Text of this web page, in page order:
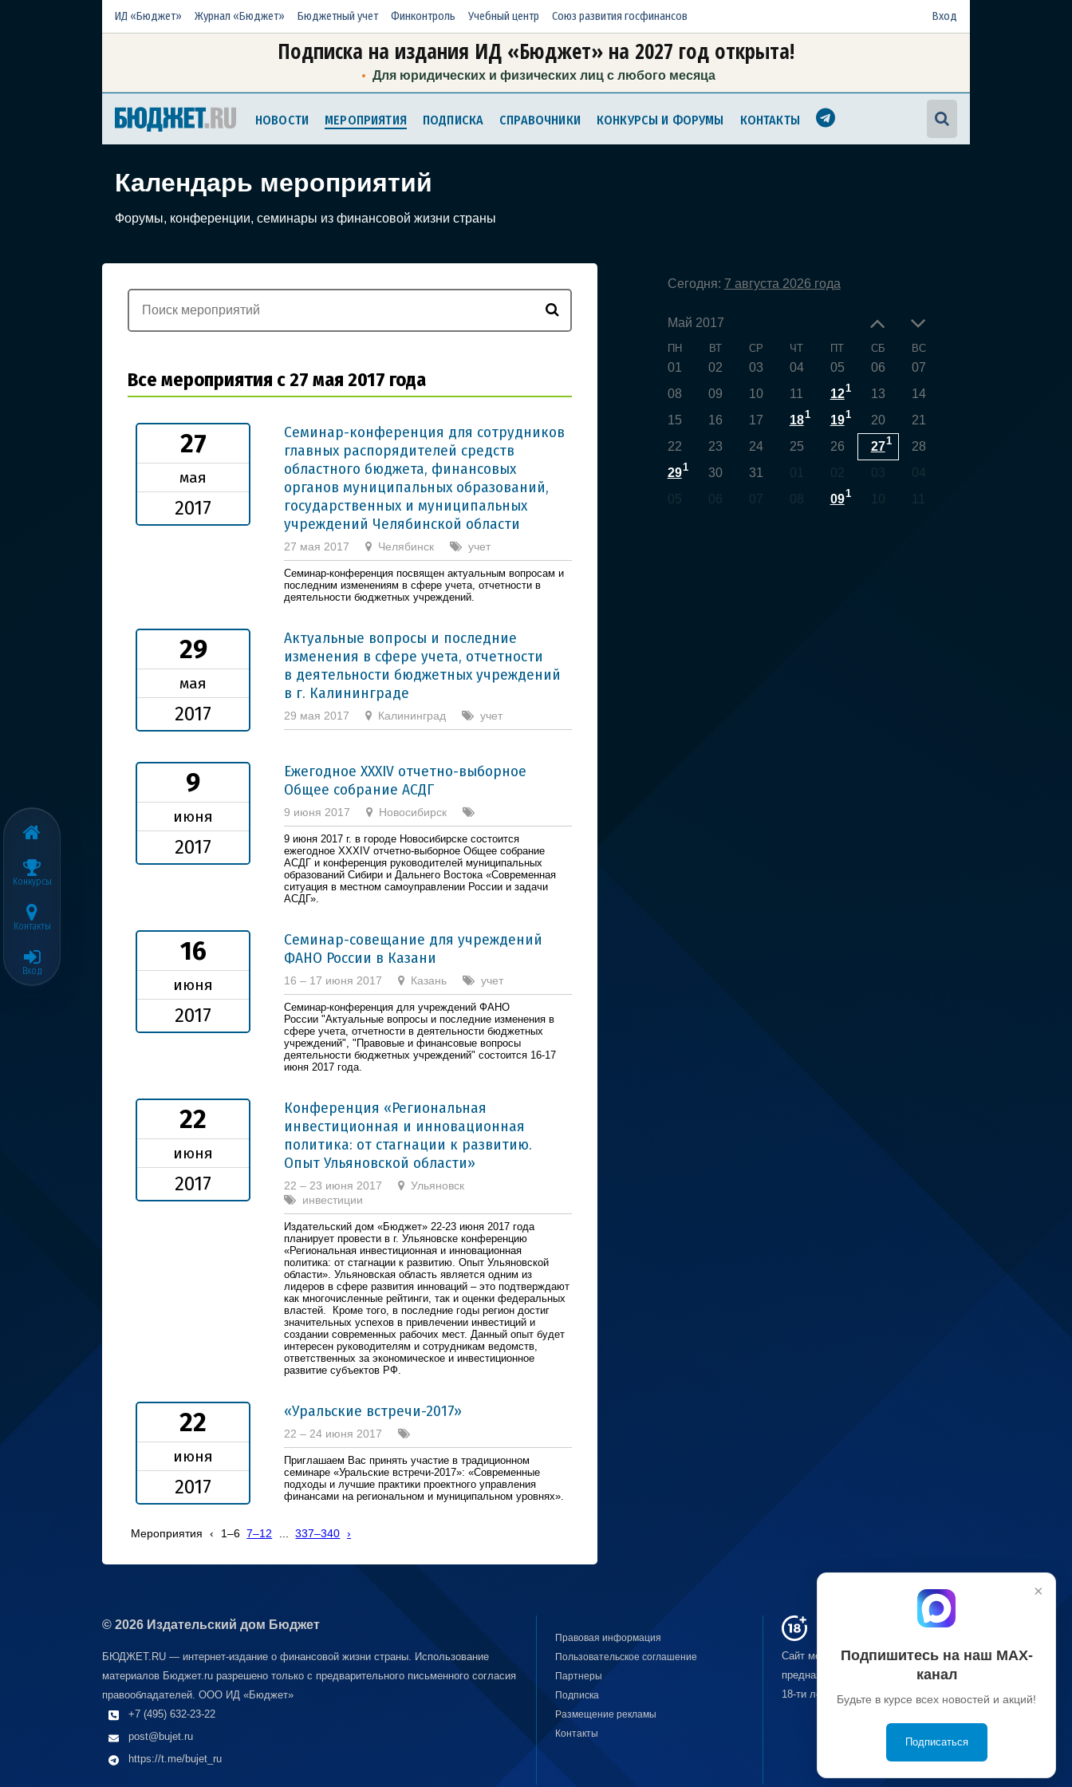
Конкурсы
Контакты
Вход
ИД «Бюджет» Журнал «Бюджет» Бюджетный учет Финконтроль Учебный центр Союз развития госфинансов Вход
Подписка на издания ИД «Бюджет» на 2027 год открыта!
Для юридических и физических лиц с любого месяца
НОВОСТИ МЕРОПРИЯТИЯ ПОДПИСКА СПРАВОЧНИКИ КОНКУРСЫ И ФОРУМЫ КОНТАКТЫ
Календарь мероприятий
Форумы, конференции, семинары из финансовой жизни страны
Все мероприятия с 27 мая 2017 года
27
мая
2017
Семинар-конференция для сотрудников
главных распорядителей средств
областного бюджета, финансовых
органов муниципальных образований,
государственных и муниципальных
учреждений Челябинской области
27 мая 2017 Челябинск учет
Семинар-конференция посвящен актуальным вопросам и
последним изменениям в сфере учета, отчетности в
деятельности бюджетных учреждений.
29
мая
2017
Актуальные вопросы и последние
изменения в сфере учета, отчетности
в деятельности бюджетных учреждений
в г. Калининграде
29 мая 2017 Калининград учет
9
июня
2017
Ежегодное XXXIV отчетно-выборное
Общее собрание АСДГ
9 июня 2017 Новосибирск
9 июня 2017 г. в городе Новосибирске состоится
ежегодное XXXIV отчетно-выборное Общее собрание
АСДГ и конференция руководителей муниципальных
образований Сибири и Дальнего Востока «Современная
ситуация в местном самоуправлении России и задачи
АСДГ».
16
июня
2017
Семинар-совещание для учреждений
ФАНО России в Казани
16 – 17 июня 2017 Казань учет
Семинар-конференция для учреждений ФАНО
России "Актуальные вопросы и последние изменения в
сфере учета, отчетности в деятельности бюджетных
учреждений", "Правовые и финансовые вопросы
деятельности бюджетных учреждений" состоится 16-17
июня 2017 года.
22
июня
2017
Конференция «Региональная
инвестиционная и инновационная
политика: от стагнации к развитию.
Опыт Ульяновской области»
22 – 23 июня 2017
Ульяновск
инвестиции
Издательский дом «Бюджет» 22-23 июня 2017 года
планирует провести в г. Ульяновске конференцию
«Региональная инвестиционная и инновационная
политика: от стагнации к развитию. Опыт Ульяновской
области». Ульяновская область является одним из
лидеров в сфере развития инноваций – это подтверждают
как многочисленные рейтинги, так и оценки федеральных
властей. Кроме того, в последние годы регион достиг
значительных успехов в привлечении инвестиций и
создании современных рабочих мест. Данный опыт будет
интересен руководителям и сотрудникам ведомств,
ответственных за экономическое и инвестиционное
развитие субъектов РФ.
22
июня
2017
«Уральские встречи-2017»
22 – 24 июня 2017
Приглашаем Вас принять участие в традиционном
семинаре «Уральские встречи-2017»: «Современные
подходы и лучшие практики проектного управления
финансами на региональном и муниципальном уровнях».
Мероприятия ‹ 1–6 7–12 ... 337–340 ›
Сегодня: 7 августа 2026 года
Май 2017
ПН ВТ СР ЧТ ПТ СБ ВС
01 02 03 04 05 06
07
08
09 10 11 121 13
14
15
16 17 181 191 20
21
22
23 24 25 26 271
28
291 30 31 01 02 03
04
05
06 07 08 091 10 11
© 2026 Издательский дом Бюджет
БЮДЖЕТ.RU — интернет-издание о финансовой жизни страны. Использование
материалов Бюджет.ru разрешено только с предварительного письменного согласия
правообладателей. ООО ИД «Бюджет»
+7 (495) 632-23-22
post@bujet.ru
https://t.me/bujet_ru
Правовая информация
Пользовательское соглашение
Партнеры
Подписка
Размещение рекламы
Контакты
×
Подпишитесь на наш МАХ-
канал
Будьте в курсе всех новостей и акций!
Подписаться
Сайт может содержать материалы, не
предназначенные для лиц младше
18-ти лет.